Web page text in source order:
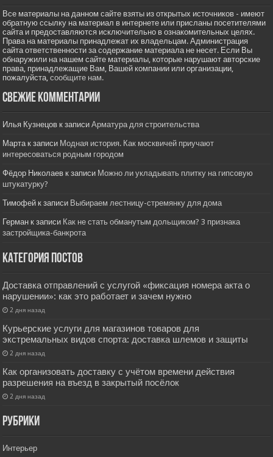
Все материалы на данном сайте взяты из открытых источников - имеют
обратную ссылку на материал в интернете или присланы посетителями
сайта и предоставляются исключительно в ознакомительных целях.
Права на материалы принадлежат их владельцам. Администрация
сайта ответственности за содержание материала не несет. Если Вы
обнаружили на нашем сайте материалы, которые нарушают авторские
права, принадлежащие Вам, Вашей компании или организации,
пожалуйста,сообщите нам.
Свежие комментарии
Илья Кузнецов к записиАрматура для строительства
Мартак записи Модная история. Как москвичей приучают
интересоваться родным городом
Фёдор Николаев к записи Можно ли укладывать плитку на гипсовую
штукатурку?
Тимофей к записи Выбираем лестницу-стремянку для дома
Герман к записи Как не стать обманутым дольщиком? 3 признака
застройщика-банкрота
Категория постов
Доставка отправлений с услугой «фиксация номера акта о
нарушении»: как это работает и зачем нужно
2 дня назад
Курьерские услуги для магазинов товаров для
экстремальных видов спорта: доставка шлемов и защиты
2 дня назад
Как организовать доставку с учётом времени действия
разрешения на въезд в закрытый посёлок
2 дня назад
РУбрики
Интерьер